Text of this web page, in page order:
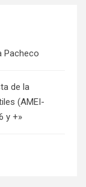
Pacheco
de la
(AMEI-
y +»